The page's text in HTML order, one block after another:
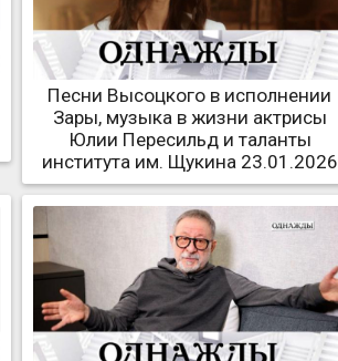
Песни Высоцкого в исполнении
Зары, музыка в жизни актрисы
Юлии Пересильд и таланты
института им. Щукина 23.01.2026